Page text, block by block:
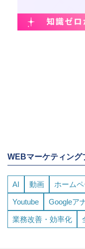
WEBマーケティング
AI 動画 ホーム
Youtube Googleア
業務改善・効率化